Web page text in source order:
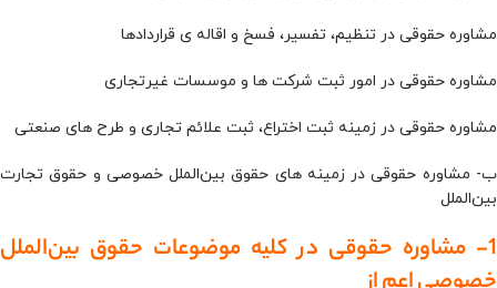
مشاوره حقوقی در تنظیم، تفسیر، فسخ و اقاله ی قراردادها
مشاوره حقوقی در امور ثبت شرکت ها و موسسات غیرتجاری
مشاوره حقوقی در زمینه ثبت اختراع، ثبت علائم تجاری و طرح های صنعتی
ب- مشاوره حقوقی در زمینه های حقوق بین‌الملل خصوصی و حقوق تجارت
بین‌الملل
1- مشاوره حقوقی در کلیه موضوعات حقوق بین‌الملل